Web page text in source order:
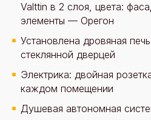
Valttin в 2 слоя, цвета:
элементы — Орегон
Установлена дровяная
стеклянной дверцей
Электрика: двойная
каждом помещении
Душевая автономная